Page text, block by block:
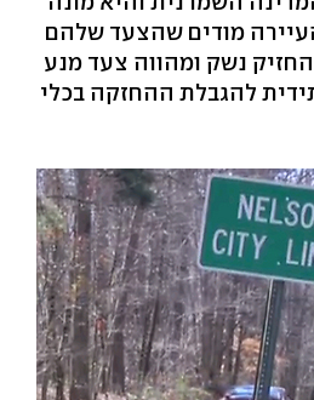
העיירה מודים שהצעד שלהם
נשק ומהווה צעד מנע
להגבלת ההחזקה בכלי